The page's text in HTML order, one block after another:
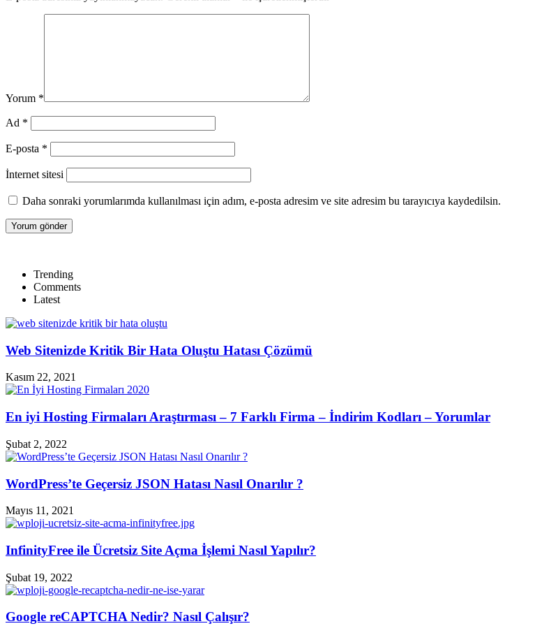
Yorum *
Ad *
E-posta *
İnternet sitesi
Daha sonraki yorumlarımda kullanılması için adım, e-posta adresim ve site adresim bu tarayıcıya kaydedilsin.
Trending
Comments
Latest
Web Sitenizde Kritik Bir Hata Oluştu Hatası Çözümü
Kasım 22, 2021
En iyi Hosting Firmaları Araştırması – 7 Farklı Firma – İndirim Kodları – Yorumlar
Şubat 2, 2022
WordPress’te Geçersiz JSON Hatası Nasıl Onarılır ?
Mayıs 11, 2021
InfinityFree ile Ücretsiz Site Açma İşlemi Nasıl Yapılır?
Şubat 19, 2022
Google reCAPTCHA Nedir? Nasıl Çalışır?